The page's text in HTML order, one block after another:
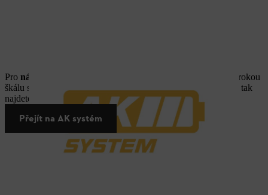
Pro náročnější použití
dlouhou výdrž a širokou
škálu strojů i akumulátorů s různým obsahem energie. Snadno tak
najdete řešení pro své náročnější projekty.
Přejít na AK systém